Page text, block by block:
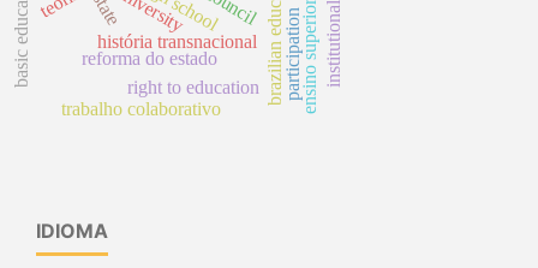
história transnacional brazilian educationparticipation
reforma do estado
right to education
trabalho colaborativo
basic education state
IDIOMA